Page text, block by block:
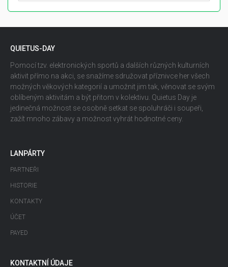
QUIETUS-DAY
Pomocí tzv. elektronických sportů a dalších různých kulturních
aktivit přímo na akci, se snažíme sdružovat příznivce her všech
možných věkových kategorií a umožnit jim tak, věnovat se svým
oblíbeným aktivitám a být přitom v kolektivu. Quietus Day je
jedinečná možnost se osobně setkat se spoluhráči i soupeři,
zažít mnoho zábavy a možnost vyhrát hodnotné ceny.
LANPÁRTY
PARTNEŘI
HISTORIE
KONTAKTY
ÚČET
PAYED
KONTAKTNÍ ÚDAJE